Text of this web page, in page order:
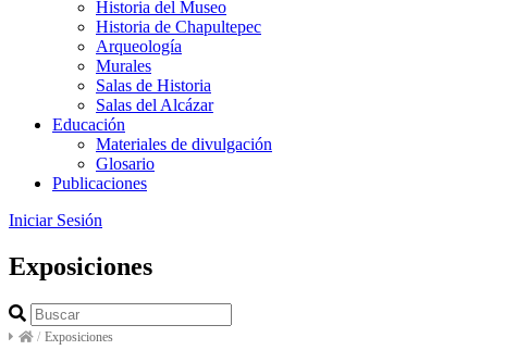
Historia del Museo
Historia de Chapultepec
Arqueología
Murales
Salas de Historia
Salas del Alcázar
Educación
Materiales de divulgación
Glosario
Publicaciones
Iniciar Sesión
Exposiciones
/ Exposiciones